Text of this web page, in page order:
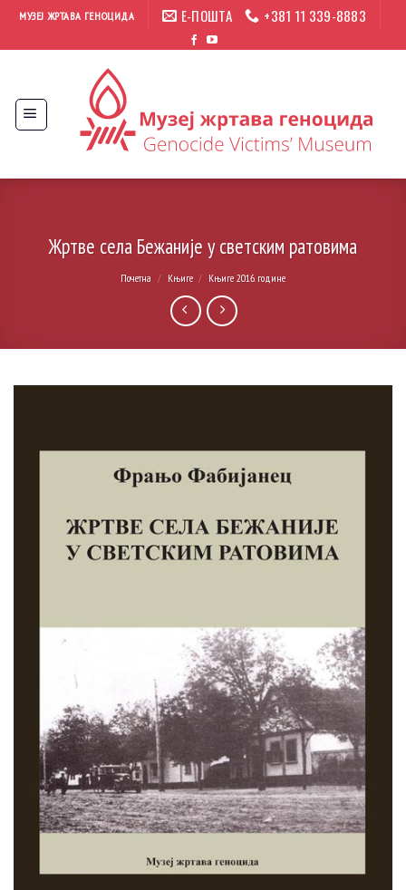
Прескочи
садржај
МУЗЕЈ ЖРТАВА ГЕНОЦИДА Е-ПОШТА +381 11 339-8883
Жртве села Бежаније у светским ратовима
Почетна / Књиге / Књиге 2016. године